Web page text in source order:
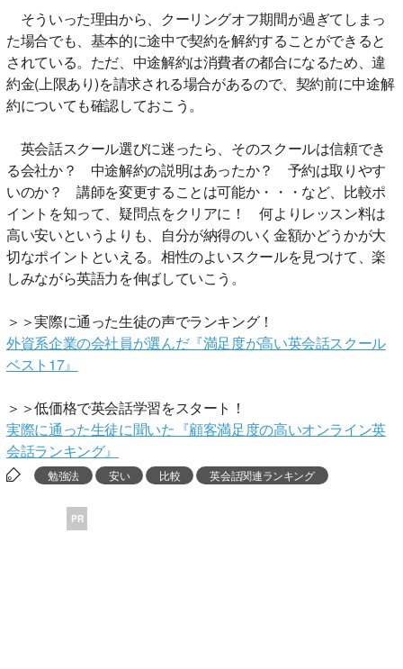
そういった理由から、クーリングオフ期間が過ぎてしまっ
た場合でも、基本的に途中で契約を解約することができると
されている。ただ、中途解約は消費者の都合になるため、違
約金(上限あり)を請求される場合があるので、契約前に中途解
約についても確認しておこう。
英会話スクール選びに迷ったら、そのスクールは信頼でき
る会社か？ 中途解約の説明はあったか？ 予約は取りやす
いのか？ 講師を変更することは可能か・・・など、比較ポ
イントを知って、疑問点をクリアに！ 何よりレッスン料は
高い安いというよりも、自分が納得のいく金額かどうかが大
切なポイントといえる。相性のよいスクールを見つけて、楽
しみながら英語力を伸ばしていこう。
＞＞実際に通った生徒の声でランキング！
外資系企業の会社員が選んだ『満足度が高い英会話スクール
ベスト17』
＞＞低価格で英会話学習をスタート！
実際に通った生徒に聞いた『顧客満足度の高いオンライン英
会話ランキング』
勉強法 安い 比較 英会話関連ランキング
PR